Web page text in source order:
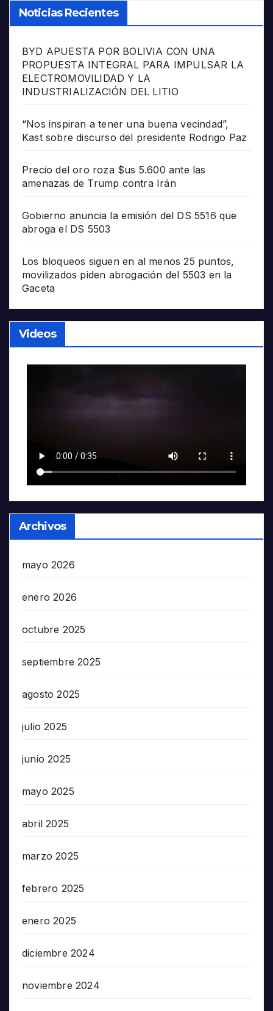
Noticias Recientes
BYD APUESTA POR BOLIVIA CON UNA
PROPUESTA INTEGRAL PARA IMPULSAR LA
ELECTROMOVILIDAD Y LA
INDUSTRIALIZACIÓN DEL LITIO
“Nos inspiran a tener una buena vecindad”,
Kast sobre discurso del presidente Rodrigo Paz
Precio del oro roza $us 5.600 ante las
amenazas de Trump contra Irán
Gobierno anuncia la emisión del DS 5516 que
abroga el DS 5503
Los bloqueos siguen en al menos 25 puntos,
movilizados piden abrogación del 5503 en la
Gaceta
Videos
Archivos
mayo 2026
enero 2026
octubre 2025
septiembre 2025
agosto 2025
julio 2025
junio 2025
mayo 2025
abril 2025
marzo 2025
febrero 2025
enero 2025
diciembre 2024
noviembre 2024